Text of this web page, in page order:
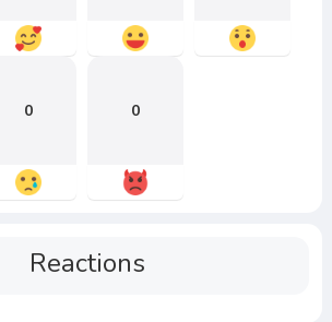
0 0
Reactions